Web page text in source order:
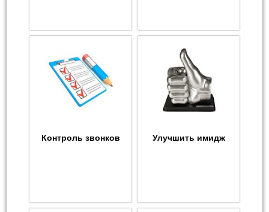
Контроль звонков Улучшить имидж